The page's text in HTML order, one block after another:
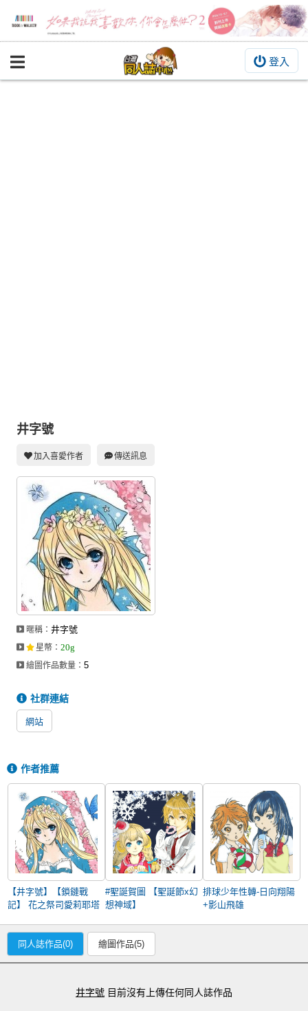
登入
BOOKY書集倉庫
攤位轉讓區
會員功能選單
會員中心
註冊會員
登入
井字號
加入喜愛作者 傳送訊息
暱稱：井字號
星幣 ：20g
繪圖作品數量：5
社群連結
網站
作者推薦
【井字號】【鎖鏈戰
記】 花之祭司愛莉耶塔
#聖誕賀圖 【聖誕節x幻
想神域】
排球少年性轉-日向翔陽
+影山飛雄
同人誌作品(0) 繪圖作品(5)
井字號 目前沒有上傳任何同人誌作品